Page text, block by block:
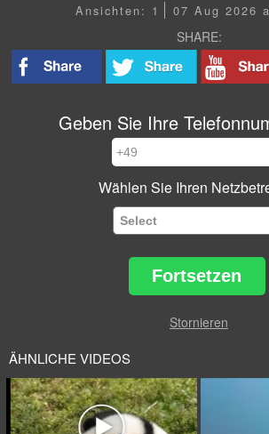
Ansichten: 1 07 Aug 2026
SHARE:
Geben Sie Ihre
Wählen Sie Ihren
Fortsetzen
Stornieren
ÄHNLICHE VIDEOS